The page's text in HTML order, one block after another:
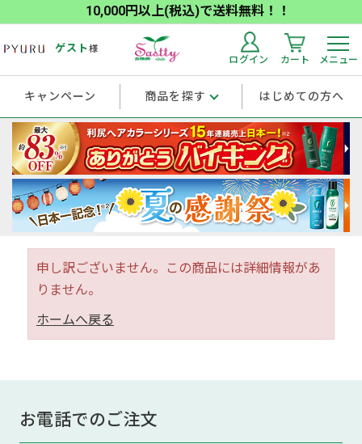
10,000円以上(税込)で送料無料！！
ゲスト様
ログイン カート メニュー
キャンペーン 商品を探す はじめての方へ
申し訳ございません。この商品には詳細情報があ
りません。
ホームへ戻る
お電話でのご注文